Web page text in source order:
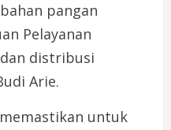
pangan
Pelayanan
dan distribusi
Arie.
untuk